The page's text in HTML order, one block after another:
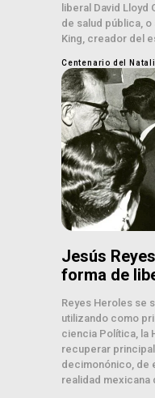
liberal David
de salud pública,
King, creador del
Centenario del
Jesús
forma de
Reyes Heroles se
utilizando como
ciencia Política, la
recuperar
decimonónico, de
realidad mexicana